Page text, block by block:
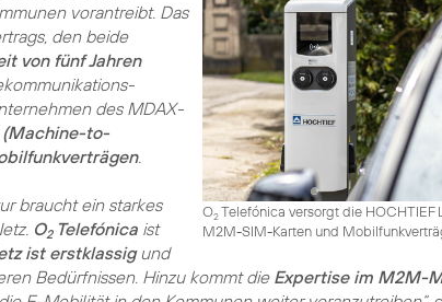
O2Telefónica versorgt die HOCHTIEF
M2M-SIM-Karten und
vorantreibt. Das
den beide
von fünf Jahren
des MDAX-
to-
.
braucht ein starkes
O2Telefónica ist
ist erstklassigund
Bedürfnissen. Hinzu kommt die Expertise im M2M-